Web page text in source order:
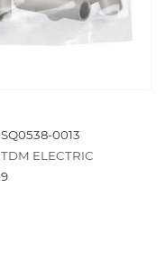
SQ0538-0013
TDM ELECTRIC
9